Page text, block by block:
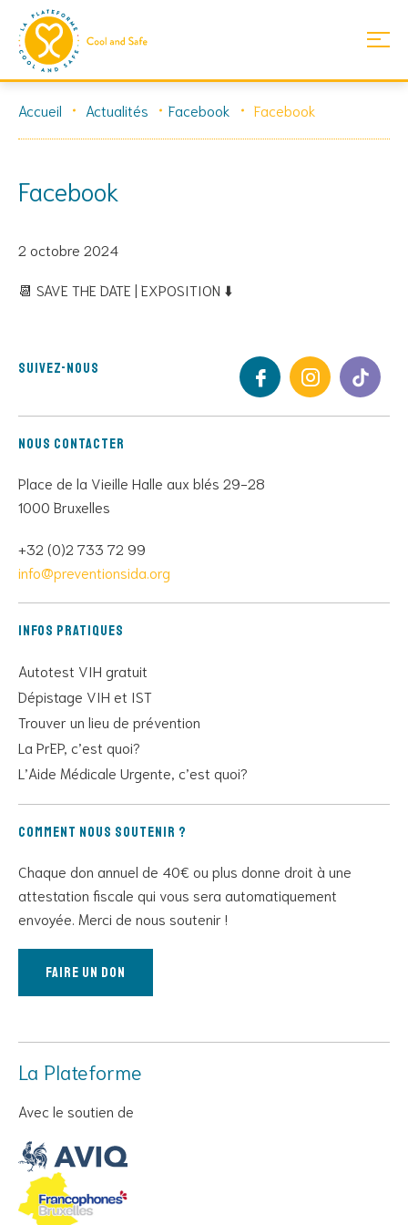
Accueil Actualités Facebook Facebook
Facebook
2 octobre 2024
📆 SAVE THE DATE | EXPOSITION ⬇️
Suivez-nous
Nous contacter
Place de la Vieille Halle aux blés 29-28
1000 Bruxelles
+32 (0)2 733 72 99
info@preventionsida.org
Infos pratiques
Autotest VIH gratuit
Dépistage VIH et IST
Trouver un lieu de prévention
La PrEP, c’est quoi?
L’Aide Médicale Urgente, c’est quoi?
Comment nous soutenir ?
Chaque don annuel de 40€ ou plus donne droit à une
attestation fiscale qui vous sera automatiquement
envoyée. Merci de nous soutenir !
Faire un don
La Plateforme
Avec le soutien de